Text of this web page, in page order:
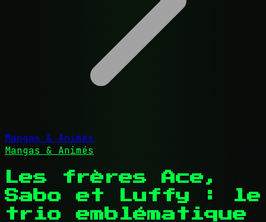
Mangas & Animés
Mangas & Animés
Les frères Ace,
Sabo et Luffy : le
trio emblématique